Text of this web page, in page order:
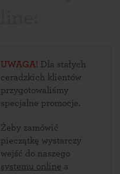
UWAGA! Dla stałych
ceradzkich klientów
przygotowaliśmy
specjalne promocje.
Żeby zamówić
pieczątkę wystarczy
wejść do naszego
systemu online a